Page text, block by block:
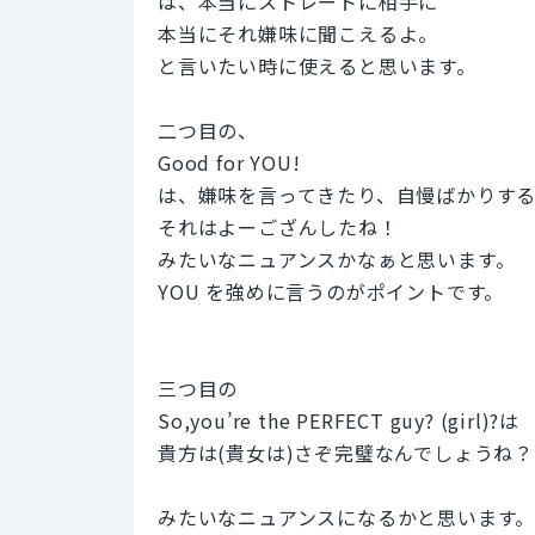
本当にそれ嫌味に聞こえるよ。
と言いたい時に使えると思います。
二つ目の、
Good for YOU!
は、嫌味を言ってきたり、自慢ばかりする
それはよーござんしたね！
みたいなニュアンスかなぁと思います。
YOU を強めに言うのがポイントです。
三つ目の
So,you’re the PERFECT guy? (girl)?は
貴方は(貴女は)さぞ完璧なんでしょうね？
みたいなニュアンスになるかと思います。